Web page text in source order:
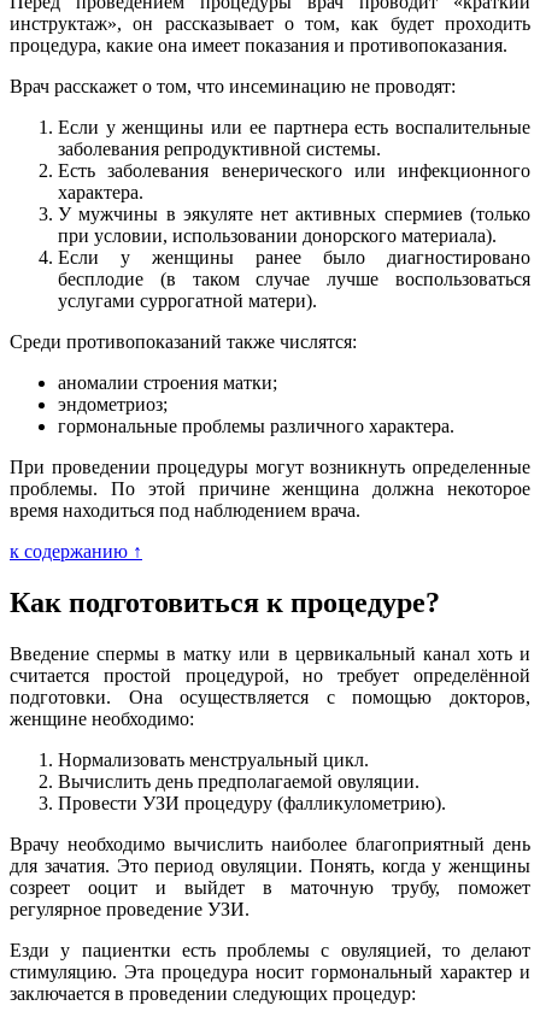
инструктаж», он рассказывает о том, как будет проходить
процедура, какие она имеет показания и противопоказания.
Врач расскажет о том, что инсеминацию не проводят:
Если у женщины или ее партнера есть воспалительные
заболевания репродуктивной системы.
Есть заболевания венерического или инфекционного
характера.
У мужчины в эякуляте нет активных спермиев (только
при условии, использовании донорского материала).
Если у женщины ранее было диагностировано
бесплодие (в таком случае лучше воспользоваться
услугами суррогатной матери).
Среди противопоказаний также числятся:
аномалии строения матки;
эндометриоз;
гормональные проблемы различного характера.
При проведении процедуры могут возникнуть определенные
проблемы. По этой причине женщина должна некоторое
время находиться под наблюдением врача.
к содержанию ↑
Как подготовиться к процедуре?
Введение спермы в матку или в цервикальный канал хоть и
считается простой процедурой, но требует определённой
подготовки. Она осуществляется с помощью докторов,
женщине необходимо:
Нормализовать менструальный цикл.
Вычислить день предполагаемой овуляции.
Провести УЗИ процедуру (фалликулометрию).
Врачу необходимо вычислить наиболее благоприятный день
для зачатия. Это период овуляции. Понять, когда у женщины
созреет ооцит и выйдет в маточную трубу, поможет
регулярное проведение УЗИ.
Езди у пациентки есть проблемы с овуляцией, то делают
стимуляцию. Эта процедура носит гормональный характер и
заключается в проведении следующих процедур: